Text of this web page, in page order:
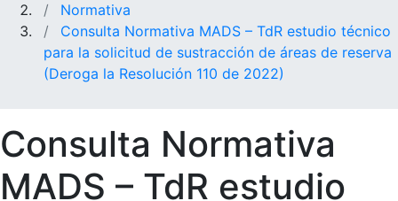
Normativa
Consulta Normativa MADS – TdR estudio técnico
para la solicitud de sustracción de áreas de reserva
(Deroga la Resolución 110 de 2022)
Consulta Normativa
MADS – TdR estudio